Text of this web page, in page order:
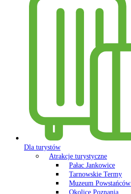
Dla turystów
Atrakcje turystyczne
Pałac Jankowice
Tarnowskie Termy
Muzeum
Okolice Poznania